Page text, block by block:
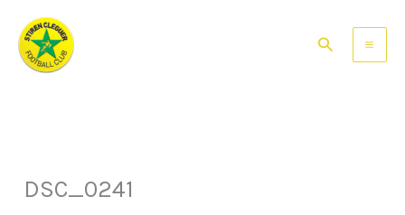
contenu
Rechercher
DSC_0241